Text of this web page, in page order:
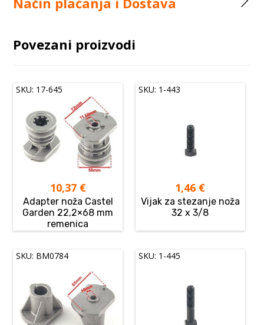
Povezani proizvodi
SKU: 17-645
10,37 €
Adapter noža Castel
Garden 22,2×68 mm
remenica
SKU: 1-443
1,46 €
Vijak za stezanje noža
32 x 3/8
SKU: BM0784 SKU: 1-445